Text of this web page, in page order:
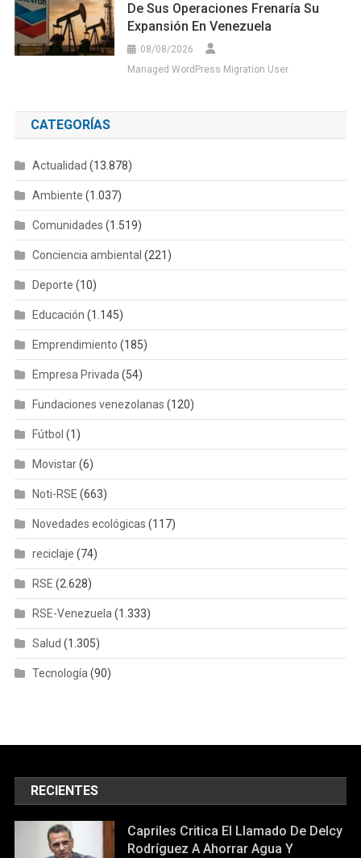
De Sus Operaciones Frenaría Su
Expansión En Venezuela
08/08/2026
Managed WordPress Migration User
CATEGORÍAS
Actualidad (13.878)
Ambiente (1.037)
Comunidades (1.519)
Conciencia ambiental (221)
Deporte (10)
Educación (1.145)
Emprendimiento (185)
Empresa Privada(54)
Fundaciones venezolanas (120)
Fútbol (1)
Movistar(6)
Noti-RSE (663)
Novedades ecológicas (117)
reciclaje (74)
RSE (2.628)
RSE-Venezuela(1.333)
Salud (1.305)
Tecnología(90)
RECIENTES
Capriles Critica El Llamado De Delcy
Rodríguez A Ahorrar Agua Y